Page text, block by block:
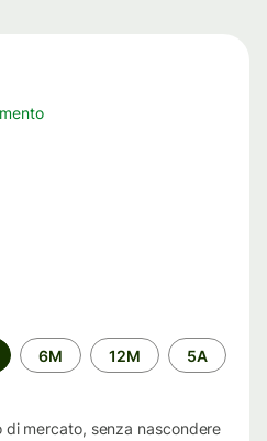
6M 12M 5A
di mercato, senza nascondere